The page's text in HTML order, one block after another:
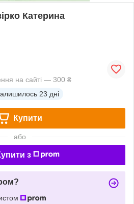
Катерина
на сайті — 300 ₴
23 дні
Купити
або
з